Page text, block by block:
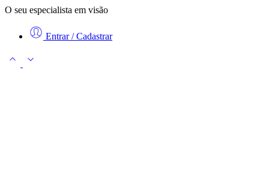
O seu especialista em visão
Entrar / Cadastrar